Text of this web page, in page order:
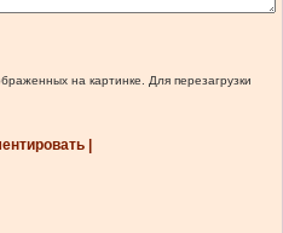
на картинке. Для перезагрузки
|